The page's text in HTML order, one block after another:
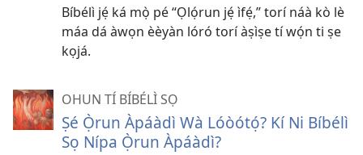
Bíbélì jẹ́ ká mọ̀ pé “Ọlọ́run jẹ́ ìfẹ́,” torí náà kò lè
máa dá àwọn èèyàn lóró torí àṣìṣe tí wọ́n ti ṣe
kọjá.
OHUN TÍ BÍBÉLÌ SỌ
Ṣé Ọ̀run Àpáàdì Wà Lóòótọ́? Kí Ni Bíbélì
Sọ Nípa Ọ̀run Àpáàdì?